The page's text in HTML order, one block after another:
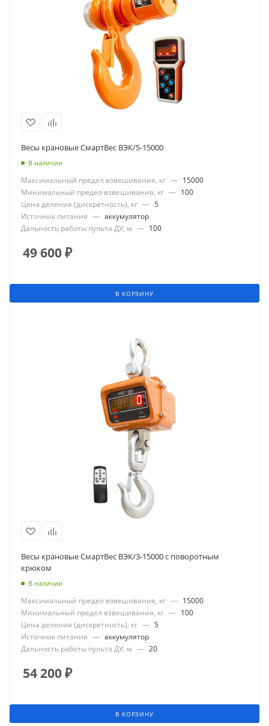
Весы крановые СмартВес ВЭК/5-15000
В наличии
Максимальный предел взвешивания, кг — 15000
Минимальный предел взвешивания, кг — 100
Цена деления (дискретность), кг — 5
Источник питания — аккумулятор
Дальность работы пульта ДУ, м — 100
49 600₽
В КОРЗИНУ
Весы крановые СмартВес ВЭК/3-15000 с поворотным
крюком
В наличии
Максимальный предел взвешивания, кг — 15000
Минимальный предел взвешивания, кг — 100
Цена деления (дискретность), кг — 5
Источник питания — аккумулятор
Дальность работы пульта ДУ, м — 20
54 200₽
В КОРЗИНУ